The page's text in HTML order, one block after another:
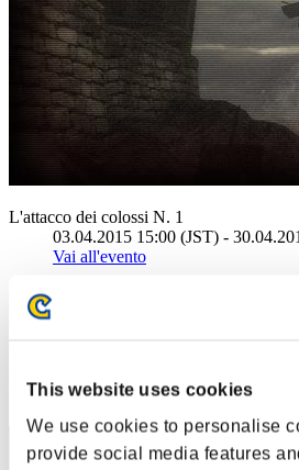
This website uses cookies
We use cookies to personalise
provide social media features
L'attacco dei colossi N. 1
03.04.2015 15:00 (JST) -
Vai all'evento
(Le classifiche sono aggiornate ogni 6 ore)
Classifiche
Posizione
4499